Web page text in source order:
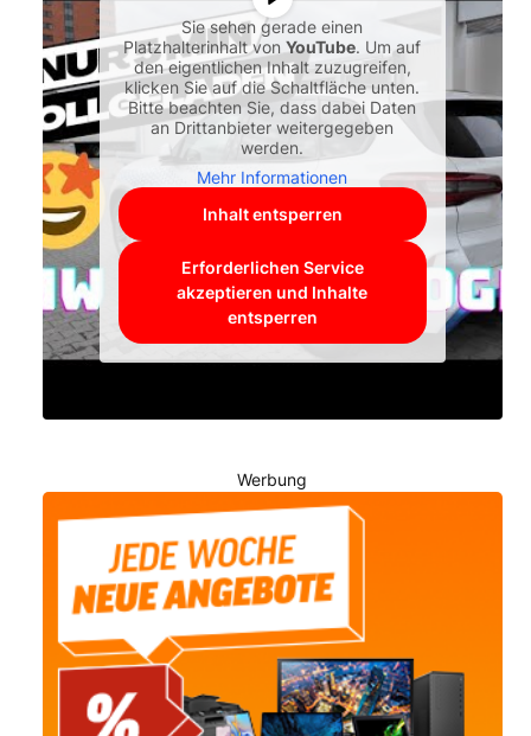
Sie sehen gerade einen
Platzhalterinhalt vonYouTube. Um auf
den eigentlichen Inhalt zuzugreifen,
klicken Sie auf die Schaltfläche unten.
Bitte beachten Sie, dass dabei Daten
an Drittanbieter weitergegeben
werden.
Mehr Informationen
Inhalt entsperren
Erforderlichen Service
akzeptieren und Inhalte
entsperren
Werbung